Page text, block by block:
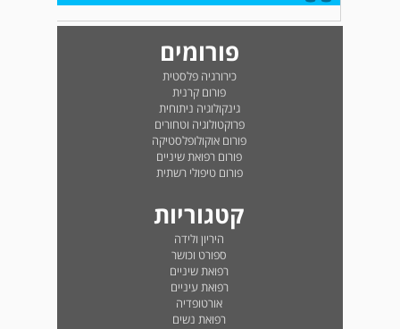
פורומים
כירורגיה פלסטית
פורום קרנית
גינקולוגיה ניתוחית
פרוקטולוגיה וטחורים
פורום אוקולופלסטיקה
פורום רפואת שיניים
פורום טיפולי רשתית
קטגוריות
היריון ולידה
ספורט וכושר
רפואת שיניים
רפואת עיניים
אורטופדיה
רפואת נשים